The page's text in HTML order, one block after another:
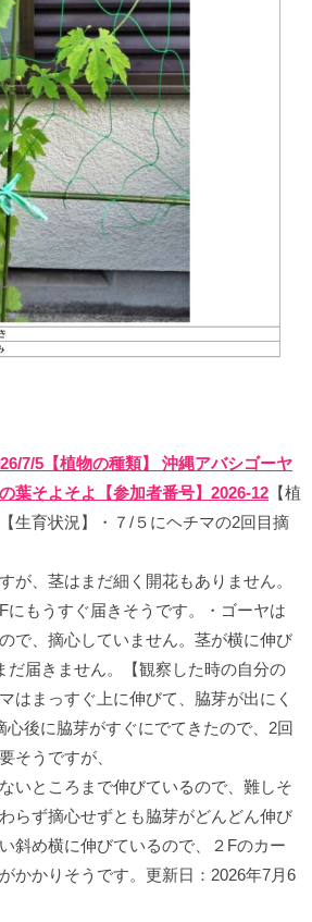
7/5【植物の種類】 沖縄アバシゴーヤ
葉そよそよ【参加者番号】2026-12 【植
生育状況】・７/５にヘチマの2回目摘
が、茎はまだ細く開花もありません。
にもうすぐ届きそうです。・ゴーヤは
で、摘心していません。茎が横に伸び
だ届きません。【観察した時の自分の
はまっすぐ上に伸びて、脇芽が出にく
心後に脇芽がすぐにでてきたので、2回
そうですが、
いところまで伸びているので、難しそ
らず摘心せずとも脇芽がどんどん伸び
斜め横に伸びているので、２Fのカー
かかりそうです。更新日：2026年7月6